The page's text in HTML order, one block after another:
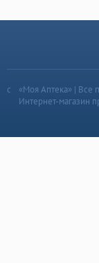
«Моя Аптека» | Все
Интернет-магазин